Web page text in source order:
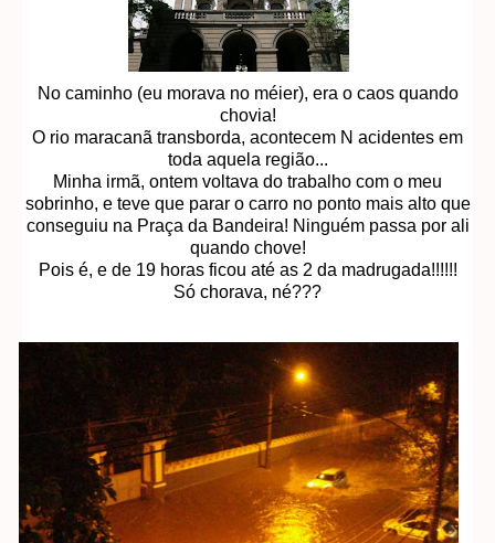
No caminho (eu morava no méier), era o caos quando
chovia!
O rio maracanã transborda, acontecem N acidentes em
toda aquela região...
Minha irmã, ontem voltava do trabalho com o meu
sobrinho, e teve que parar o carro no ponto mais alto que
conseguiu na Praça da Bandeira! Ninguém passa por ali
quando chove!
Pois é, e de 19 horas ficou até as 2 da madrugada!!!!!!
Só chorava, né???